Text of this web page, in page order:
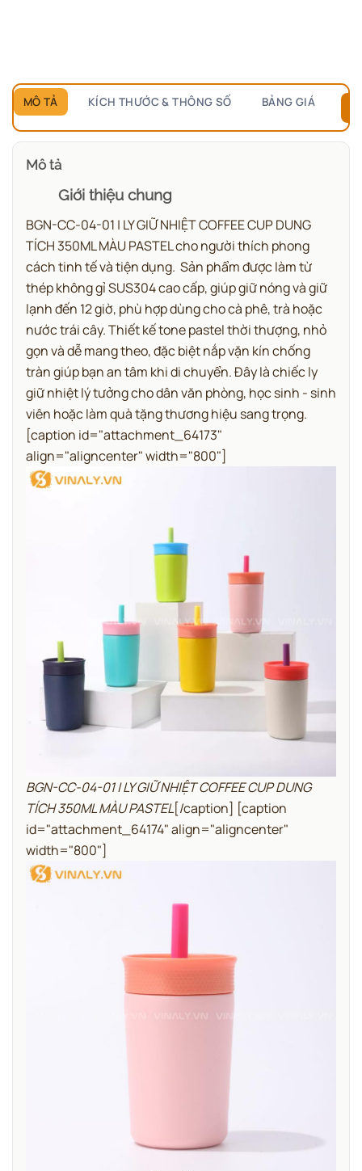
MÔ TẢ KÍCH THƯỚC & THÔNG SỐ BẢNG GIÁ
Mô tả
Giới thiệu chung
BGN-CC-04-01 | LY GIỮ NHIỆT COFFEE CUP DUNG
TÍCH 350ML MÀU PASTEL cho người thích phong
cách tinh tế và tiện dụng. Sản phẩm được làm từ
thép không gỉ SUS304 cao cấp, giúp giữ nóng và giữ
lạnh đến 12 giờ, phù hợp dùng cho cà phê, trà hoặc
nước trái cây. Thiết kế tone pastel thời thượng, nhỏ
gọn và dễ mang theo, đặc biệt nắp vặn kín chống
tràn giúp bạn an tâm khi di chuyển. Đây là chiếc ly
giữ nhiệt lý tưởng cho dân văn phòng, học sinh - sinh
viên hoặc làm quà tặng thương hiệu sang trọng.
[caption id="attachment_64173"
align="aligncenter" width="800"]
BGN-CC-04-01 | LY GIỮ NHIỆT COFFEE CUP DUNG
TÍCH 350ML MÀU PASTEL[/caption] [caption
id="attachment_64174" align="aligncenter"
width="800"]